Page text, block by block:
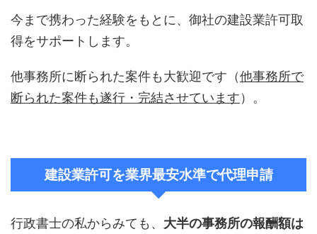
今まで携わった経験をもとに、御社の建設業許可取
得をサポートします。
他事務所に断られた案件も大歓迎です（他事務所で
断られた案件も遂行・完結させています）。
建設業許可を業界最安水準で代理申請
行政書士の私からみても、 大半の事務所の報酬額は